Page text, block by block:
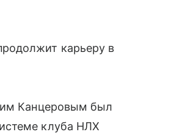
карьеру в
Канцеровым был
клуба НЛХ